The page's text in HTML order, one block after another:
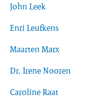
John Leek
Enri Leufkens
Maarten Marx
Dr. Irene Nooren
Caroline Raat